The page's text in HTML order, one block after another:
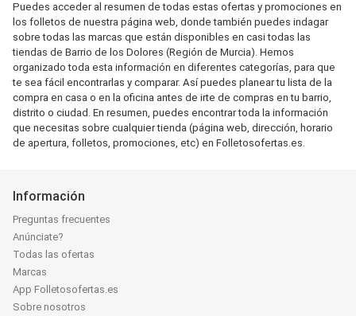
Puedes acceder al resumen de todas estas ofertas y promociones en
los folletos de nuestra página web, donde también puedes indagar
sobre todas las marcas que están disponibles en casi todas las
tiendas de Barrio de los Dolores (Región de Murcia). Hemos
organizado toda esta información en diferentes categorías, para que
te sea fácil encontrarlas y comparar. Así puedes planear tu lista de la
compra en casa o en la oficina antes de irte de compras en tu barrio,
distrito o ciudad. En resumen, puedes encontrar toda la información
que necesitas sobre cualquier tienda (página web, dirección, horario
de apertura, folletos, promociones, etc) en Folletosofertas.es.
Información
Preguntas frecuentes
Anúnciate?
Todas las ofertas
Marcas
App Folletosofertas.es
Sobre nosotros